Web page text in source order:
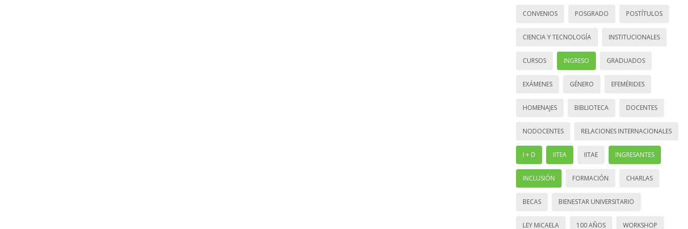
CONVENIOS POSGRADO POSTÍTULOS
CIENCIA Y TECNOLOGÍA INSTITUCIONALES
CURSOS INGRESO GRADUADOS
EXÁMENES GÉNERO EFEMÉRIDES
HOMENAJES BIBLIOTECA DOCENTES
NODOCENTES RELACIONES INTERNACIONALES
I + D IITEA IITAE INGRESANTES
INCLUSIÓN FORMACIÓN CHARLAS
BECAS BIENESTAR UNIVERSITARIO
LEY MICAELA 100 AÑOS WORKSHOP